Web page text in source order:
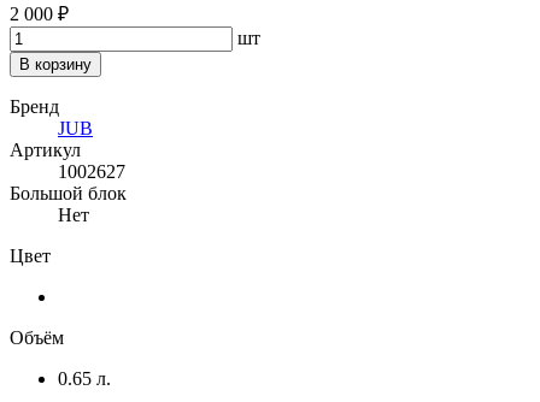
2 000 ₽
шт
В корзину
Бренд
JUB
Артикул
1002627
Большой блок
Нет
Цвет
Объём
0.65 л.